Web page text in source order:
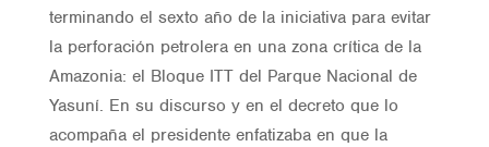
terminando el sexto año de la iniciativa para evitar
la perforación petrolera en una zona crítica de la
Amazonia: el Bloque ITT del Parque Nacional de
Yasuní. En su discurso y en el decreto que lo
acompaña el presidente enfatizaba en que la